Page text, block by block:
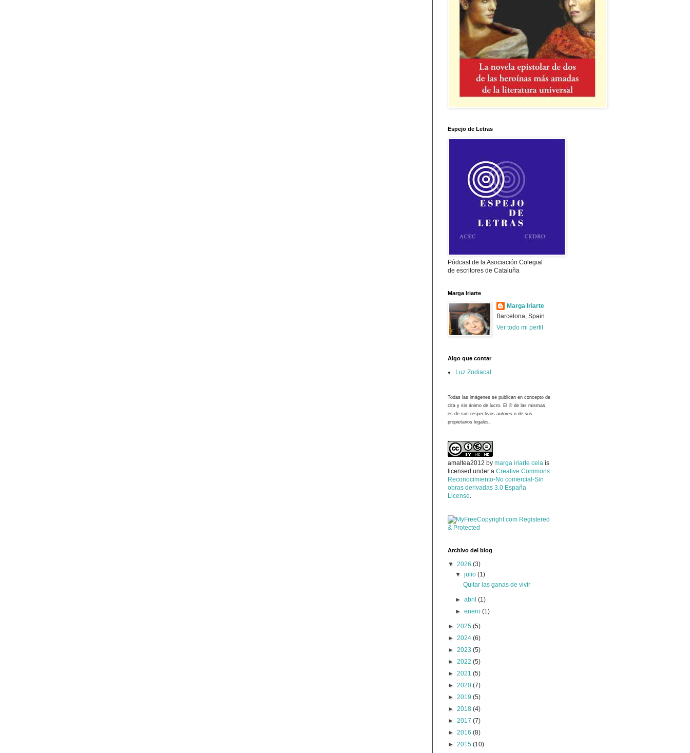
Espejo de Letras
Pódcast de la Asociación Colegial
de escritores de Cataluña
Marga Iriarte
Marga Iriarte
Barcelona, Spain
Ver todo mi perfil
Algo que contar
Luz Zodiacal
Todas las imágenes se publican en concepto de
cita y sin ánimo de lucro. El © de las mismas
es de sus respectivos autores o de sus
propietarios legales.
amaltea2012 by marga iriarte cela is
licensed under a Creative Commons
Reconocimiento-No comercial-Sin
obras derivadas 3.0 España
License.
Archivo del blog
▼ 2026 (3)
▼julio(1)
Quitar las ganas de vivir
►abril(1)
►enero(1)
► 2025 (5)
► 2024 (6)
► 2023 (5)
► 2022 (5)
► 2021 (5)
► 2020 (7)
► 2019 (5)
► 2018 (4)
► 2017 (7)
► 2016 (8)
► 2015 (10)